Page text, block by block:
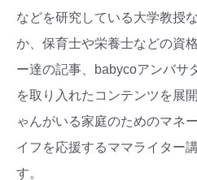
などを研究している大学教授
か、保育士や栄養士などの資
ー達の記事、babycoアンバサ
を取り入れたコンテンツを展
ゃんがいる家庭のためのマネ
イフを応援するママライター
す。